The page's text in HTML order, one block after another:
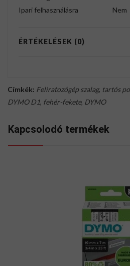
Ipari felhasználásra
Nem
ÉRTÉKELÉSEK (0)
Címkék: Feliratozógép szalag, tartós
DYMO D1, fehér-fekete, DYMO
Kapcsolodó termékek